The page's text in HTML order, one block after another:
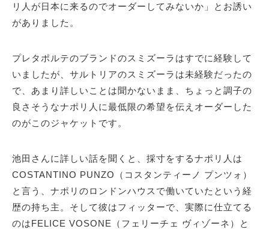
リ人が日本に来るのでオーダーしてみないか」とお誘い
がありました。
プレタポルテのブランドのスミズーラはすでに経験して
いましたが、サルトリアのスミズーラは未経験だったの
で、あまり詳しいことは聞かないまま、ちょっと調子の
良さそうなナポリ人に最低限の希望を伝えオーダーした
のがこのジャケットです。
池田さんに詳しい話を聞くと、採寸をするナポリ人は
COSTANTINO PUNZO（コスタンティーノ プンツォ）
と言う、ナポリのロンドンハウスで働いていたという経
歴の持ち主。そして彼はフィッターで、実際に仕立てる
のはFELICE VOSONE（フェリーチェ ヴィゾーネ）と